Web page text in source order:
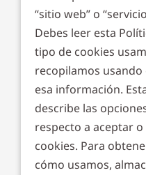
“sitio web” o
Debes leer esta
tipo de cookies
recopilamos usando
esa información.
describe las
respecto a aceptar
cookies. Para
cómo usamos,